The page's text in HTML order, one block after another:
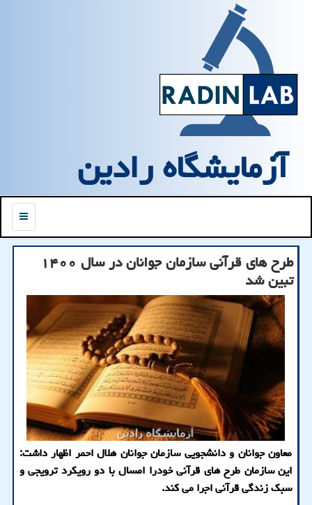
آزمایشگاه رادین
منو
طرح های قرآنی سازمان جوانان در سال ۱۴۰۰
تبین شد
معاون جوانان و دانشجویی سازمان جوانان هلال احمر اظهار داشت:
این سازمان طرح های قرآنی خودرا امسال با دو رویکرد ترویجی و
سبک زندگی قرآنی اجرا می کند.